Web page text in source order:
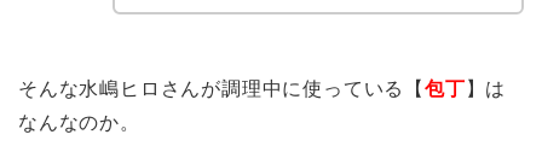
そんな水嶋ヒロさんが調理中に使っている【 包丁 】は
なんなのか。